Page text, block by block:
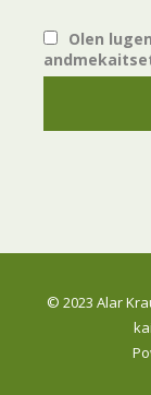
Olen
© 2023 Alar